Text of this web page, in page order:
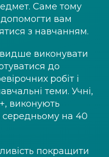
Саме тому
вам
з навчанням.
виконувати
до
робіт і
теми. Учні,
, виконують
на 40
покращити